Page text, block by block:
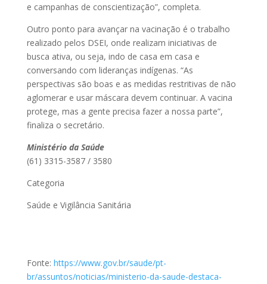
e campanhas de conscientização”, completa.
Outro ponto para avançar na vacinação é o trabalho
realizado pelos DSEI, onde realizam iniciativas de
busca ativa, ou seja, indo de casa em casa e
conversando com lideranças indígenas. “As
perspectivas são boas e as medidas restritivas de não
aglomerar e usar máscara devem continuar. A vacina
protege, mas a gente precisa fazer a nossa parte”,
finaliza o secretário.
Ministério da Saúde
(61) 3315-3587 / 3580
Categoria
Saúde e Vigilância Sanitária
Fonte: https://www.gov.br/saude/pt-
br/assuntos/noticias/ministerio-da-saude-destaca-